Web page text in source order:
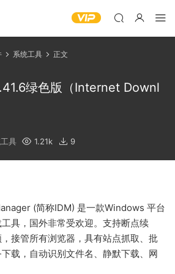
系统工具 正文
绿色版（Internet Downl
具 1.21k 9
(简称IDM) 是一款Windows 平台
具，国外非常受欢迎。支持断点续
接管所有浏览器，具有站点抓取、批
载，自动识别文件名、静默下载、网